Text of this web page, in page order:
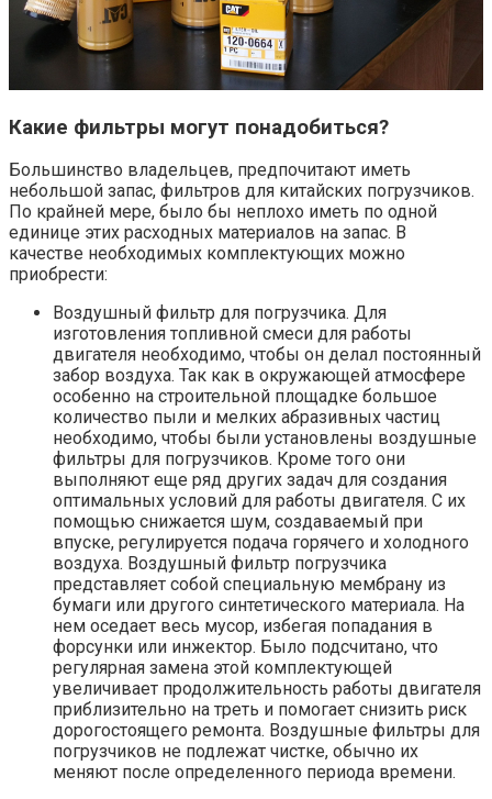
Какие фильтры могут понадобиться?
Большинство владельцев, предпочитают иметь
небольшой запас, фильтров для китайских погрузчиков.
По крайней мере, было бы неплохо иметь по одной
единице этих расходных материалов на запас. В
качестве необходимых комплектующих можно
приобрести:
Воздушный фильтр для погрузчика. Для
изготовления топливной смеси для работы
двигателя необходимо, чтобы он делал постоянный
забор воздуха. Так как в окружающей атмосфере
особенно на строительной площадке большое
количество пыли и мелких абразивных частиц
необходимо, чтобы были установлены воздушные
фильтры для погрузчиков. Кроме того они
выполняют еще ряд других задач для создания
оптимальных условий для работы двигателя. С их
помощью снижается шум, создаваемый при
впуске, регулируется подача горячего и холодного
воздуха. Воздушный фильтр погрузчика
представляет собой специальную мембрану из
бумаги или другого синтетического материала. На
нем оседает весь мусор, избегая попадания в
форсунки или инжектор. Было подсчитано, что
регулярная замена этой комплектующей
увеличивает продолжительность работы двигателя
приблизительно на треть и помогает снизить риск
дорогостоящего ремонта. Воздушные фильтры для
погрузчиков не подлежат чистке, обычно их
меняют после определенного периода времени.